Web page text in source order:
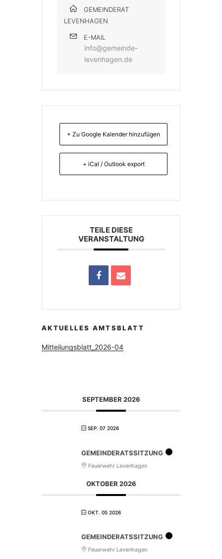
GEMEINDERAT
LEVENHAGEN
E-MAIL
info@gemeinde-
levenhagen.de
+ Zu Google Kalender hinzufügen
+ iCal / Outlook export
TEILE DIESE
VERANSTALTUNG
AKTUELLES AMTSBLATT
Mitteilungsblatt_2026-04
SEPTEMBER 2026
SEP. 07 2026
GEMEINDERATSSITZUNG
Feuerwehr Levenhagen
OKTOBER 2026
OKT. 05 2026
GEMEINDERATSSITZUNG
Feuerwehr Levenhagen